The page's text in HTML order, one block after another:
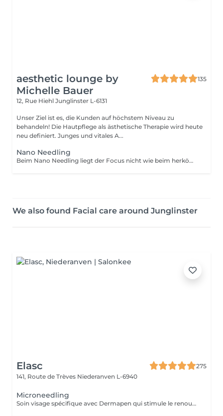
aesthetic lounge by
Michelle Bauer
135
12, Rue Hiehl Junglinster L-6131
Unser Ziel ist es, die Kunden auf höchstem Niveau zu
behandeln! Die Hautpflege als ästhetische Therapie wird heute
neu definiert. Junges und vitales A...
Nano Needling
Beim Nano Needling liegt der Focus nicht wie beim herkömmlichen kosmetischen Micro Needling auf Gewebeaufbau in der Tiefe, sondern auf - Porenverfeinerung - Stimulation der Epidermis und - Verwertung spezieller Wirkstoffkonzentrate. Produkte dringen 97% besser ein, wenn sie in Verbindung mit Nano Needling verwendet werden! Hautprobleme wie - Trockenheitsfältchen - Elastizitätsverlust - Augenschatten - Hyperpigmentierung oder - Neigung zu Unreinheiten werden verbessert. Das Nano Needling ist absolut schmerzfrei und kann bei jedem Hauttyp angewendet werden!
We also found Facial care around Junglinster
Elasc
275
141, Route de Trèves Niederanven L-6940
Microneedling
Soin visage spécifique avec Dermapen qui stimule le renouvellement cellulaire. Il permet d'hydrater la peau en profondeur, d'atténuer les rides et les ridules ainsi que d'améliorer l'éclat et le grain de peau.